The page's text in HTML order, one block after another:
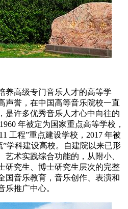
养高级专门音乐人才的高等学
声誉，在中国高等音乐院校一直
是许多优秀音乐人才心中向往的
年被定为国家重点高等学校，
工程”重点建设学校，2017 年被
”学科建设高校。自建院以来已形
艺术实践综合功能的，从附小、
研究生、博士研究生层次的完整
国音乐教育，音乐创作、表演和
乐推广中心。